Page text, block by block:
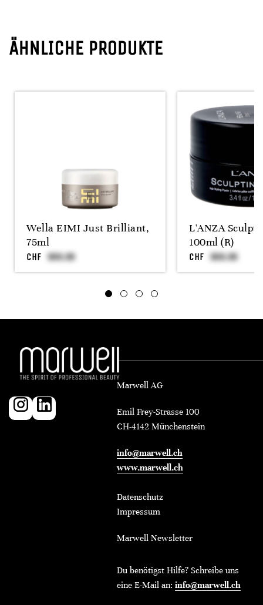
ÄHNLICHE PRODUKTE
Wella EIMI Just Brilliant,
75ml
CHF
L'ANZA
100ml (R)
CHF
Marwell AG
Emil Frey-Strasse 100
CH-4142 Münchenstein
info@marwell.ch
www.marwell.ch
Datenschutz
Impressum
Marwell Newsletter
Du benötigst Hilfe? Schreibe uns
eine E-Mail an: info@marwell.ch